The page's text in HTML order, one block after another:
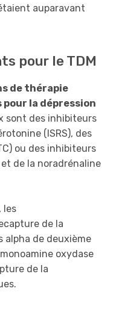
auparavant
pour le TDM
de thérapie
la dépression
sont des inhibiteurs
(ISRS), des
ou des inhibiteurs
de la noradrénaline
les
de la
alpha de deuxième
oxydase
de la